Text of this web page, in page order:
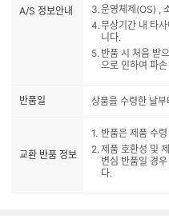
A/S 정보안내
운영체제(OS) ,
무상기간 내 타
니다.
반품 시 처음 받
으로 인하여 파
반품일 상품을 수령한 날부
교환 반품 정보
반품은 제품 수
제품 호환성 및
변심 반품일 경
다.